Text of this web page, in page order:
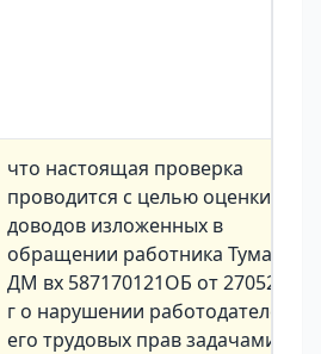
что настоящая проверка
проводится с целью оценки
доводов изложенных в
обращении работника Тумарова
ДМ вх 587170121ОБ от 27052021
г о нарушении работодателем
его трудовых прав задачами